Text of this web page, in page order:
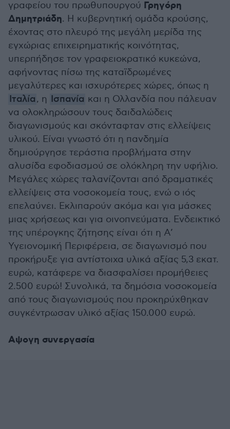
γραφείου του πρωθυπουργού Γρηγόρη
Δημητριάδη. Η κυβερνητική ομάδα κρούσης,
έχοντας στο πλευρό της μεγάλη μερίδα της
εγχώριας επιχειρηματικής κοινότητας,
υπερπήδησε τον γραφειοκρατικό κυκεώνα,
αφήνοντας πίσω της καταϊδρωμένες
μεγαλύτερες και ισχυρότερες χώρες, όπως η
Ιταλία, η Ισπανία και η Ολλανδία που πάλευαν
να ολοκληρώσουν τους δαιδαλώδεις
διαγωνισμούς και σκόνταφταν στις ελλείψεις
υλικού. Είναι γνωστό ότι η πανδημία
δημιούργησε τεράστια προβλήματα στην
αλυσίδα εφοδιασμού σε ολόκληρη την υφήλιο.
Μεγάλες χώρες ταλανίζονται από δραματικές
ελλείψεις στα νοσοκομεία τους, ενώ ο ιός
επελαύνει. Εκλιπαρούν ακόμα και για μάσκες
μιας χρήσεως και για οινοπνεύματα. Ενδεικτικό
της υπέρογκης ζήτησης είναι ότι η Α’
Υγειονομική Περιφέρεια, σε διαγωνισμό που
προκήρυξε για αντίστοιχα υλικά αξίας 5,3 εκατ.
ευρώ, κατάφερε να διασφαλίσει προμήθειες
2.500 ευρώ! Συνολικά, τα δημόσια νοσοκομεία
από τους διαγωνισμούς που προκηρύχθηκαν
συγκέντρωσαν υλικό αξίας 150.000 ευρώ.
Αψογη συνεργασία